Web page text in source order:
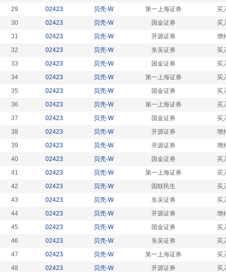
29
02423 贝壳-W 第一上海证券
买
30
02423 贝壳-W 国金证券
买
31
02423 贝壳-W 开源证券
增
32
02423 贝壳-W 东吴证券
买
33
02423 贝壳-W 国金证券
买
34
02423 贝壳-W 第一上海证券
买
35
02423 贝壳-W 国金证券
买
36
02423 贝壳-W 第一上海证券
买
37
02423 贝壳-W 国金证券
买
38
02423 贝壳-W 开源证券
增
39
02423 贝壳-W 开源证券
增
40
02423 贝壳-W 国金证券
买
41
02423 贝壳-W 第一上海证券
买
42
02423 贝壳-W 国联民生
买
43
02423 贝壳-W 东吴证券
买
44
02423 贝壳-W 开源证券
增
45
02423 贝壳-W 国金证券
买
46
02423 贝壳-W 东吴证券
买
47
02423 贝壳-W 第一上海证券
买
48
02423 贝壳-W 开源证券
买